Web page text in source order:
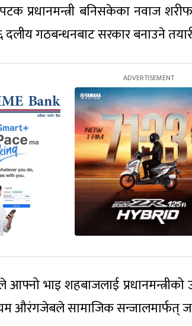
प्रधानमन्त्री बनिसकेका नवाज
गठबन्धनबाट सरकार बनाउने
भाइ शहबाजलाई
औरंगजेबले सामाजिक सन्जालमार्फत्